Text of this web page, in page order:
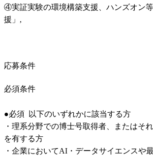
④実証実験の環境構築支援、ハンズオン
援」,
応募条件
必須条件
●必須  以下のいずれかに該当する方
・理系分野での博士号取得者、またはそ
を有する方
・企業においてAI・データサイエンスや